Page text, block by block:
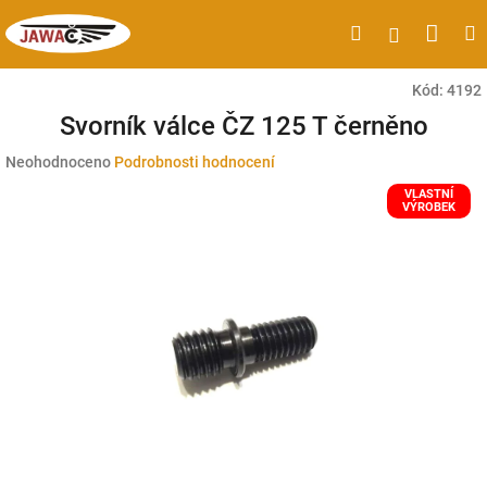
na
obsah
HledatPřihlášení
Kód: 4192
Svorník válce ČZ 125 T černěno
Průměrné
Neohodnoceno Podrobnosti hodnocení
VLASTNÍ
VÝROBEK